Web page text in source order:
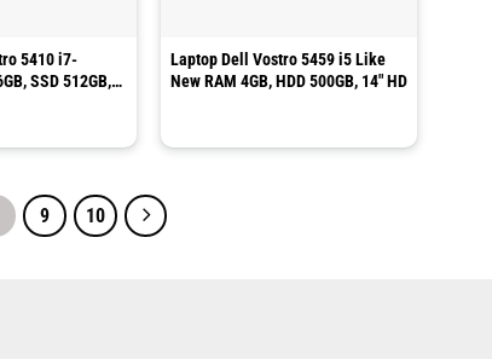
5410 i7-
SSD 512GB,
Laptop Dell Vostro 5459 i5 Like
New RAM 4GB, HDD 500GB, 14″ HD
9 10